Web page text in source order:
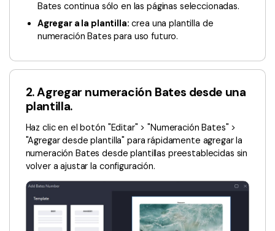
Bates continua sólo en las páginas seleccionadas.
Agregar a la plantilla: crea una plantilla de
numeración Bates para uso futuro.
2. Agregar numeración Bates desde una
plantilla.
Haz clic en el botón "Editar" > "Numeración Bates" >
"Agregar desde plantilla" para rápidamente agregar la
numeración Bates desde plantillas preestablecidas sin
volver a ajustar la configuración.